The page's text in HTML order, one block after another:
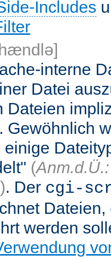
Includes
interne
Datei
Dateien
Gewöhnlich
einige
(Anm.d.Ü.:
. Der cgi-
werden